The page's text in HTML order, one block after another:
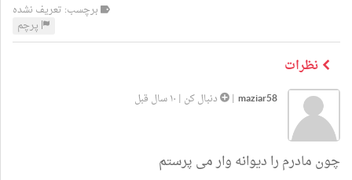
برچسب: تعریف نشده
پرچم
نظرات
maziar58
| دنبال کن | ۱۰ سال قبل
چون مادرم را ديوانه وار مى پرستم